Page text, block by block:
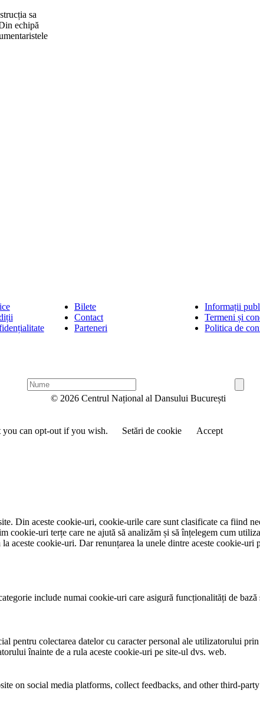
sa
echipă
Bilete
Contact
Parteneri
Informații
Termeni și
Politica de
N
u
© 2026 Centrul Național al Dansului București
you can opt-out if you wish. Setări de cookie Accept
Din aceste cookie-uri, cookie-urile care sunt clasificate ca fiind
cookie-uri terțe care ne ajută să analizăm și să înțelegem cum
aceste cookie-uri. Dar renunțarea la unele dintre aceste cookie-uri
include numai cookie-uri care asigură funcționalități de
pentru colectarea datelor cu caracter personal ale utilizatorului
înainte de a rula aceste cookie-uri pe site-ul dvs. web.
on social media platforms, collect feedbacks, and other third-party